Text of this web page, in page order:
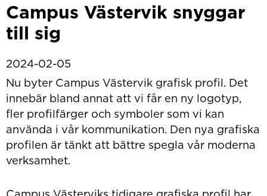
Campus Västervik snyggar
till sig
2024-02-05
Nu byter Campus Västervik grafisk profil. Det
innebär bland annat att vi får en ny logotyp,
fler profilfärger och symboler som vi kan
använda i vår kommunikation. Den nya grafiska
profilen är tänkt att bättre spegla vår moderna
verksamhet.